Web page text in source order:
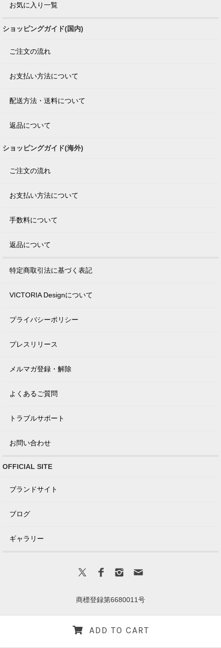
ADD TO CART
お気に入り一覧
ショッピングガイド(国内)
ご注文の流れ
お支払い方法について
配送方法・送料について
返品について
ショッピングガイド(海外)
ご注文の流れ
お支払い方法について
手数料について
返品について
特定商取引法に基づく表記
VICTORIA Designについて
プライバシーポリシー
プレスリリース
メルマガ登録・解除
よくあるご質問
トラブルサポート
お問い合わせ
OFFICIAL SITE
ブランドサイト
ブログ
ギャラリー
商標登録第6680011号
Copyright(C) VICTORIA Design All Rights Reserved.